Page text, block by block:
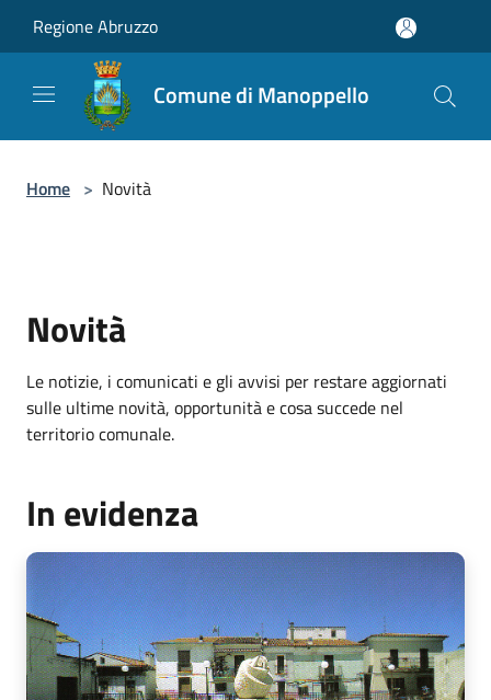
Regione Abruzzo
Comune di Manoppello
Home > Novità
Novità
Le notizie, i comunicati e gli avvisi per restare aggiornati
sulle ultime novità, opportunità e cosa succede nel
territorio comunale.
In evidenza